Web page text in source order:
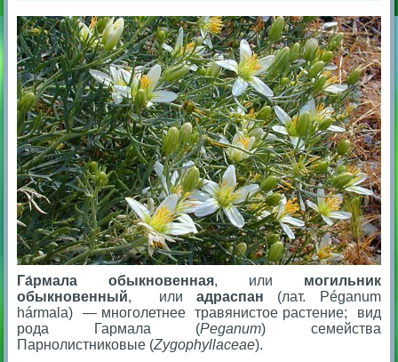
Га́рмала обыкновенная, или могильник
обыкновенный, илиадраспан (лат.
Péganum
hármala) — многолетнее травянистое растение; вид
рода Гармала (Peganum) семейства
Парнолистниковые (Zygophyllaceae).